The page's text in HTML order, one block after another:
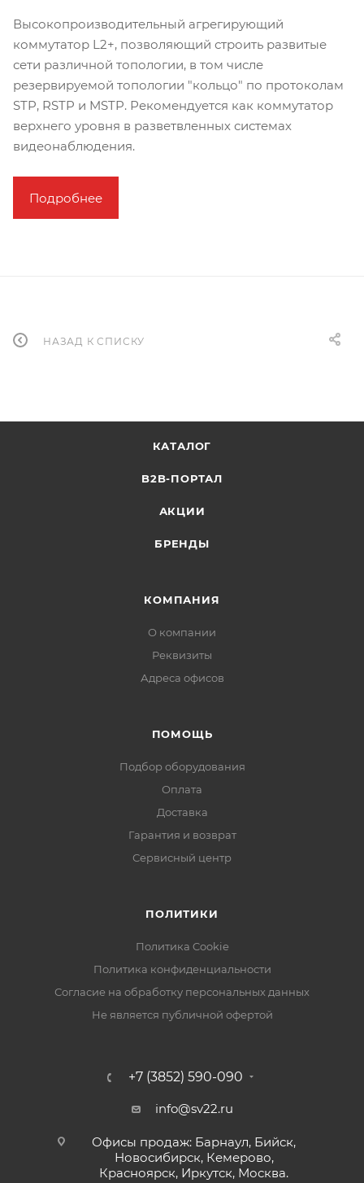
Высокопроизводительный агрегирующий
коммутатор L2+, позволяющий строить развитые
сети различной топологии, в том числе
резервируемой топологии "кольцо" по протоколам
STP, RSTP и MSTP. Рекомендуется как коммутатор
верхнего уровня в разветвленных системах
видеонаблюдения.
Подробнее
НАЗАД К СПИСКУ
КАТАЛОГ
B2B-ПОРТАЛ
АКЦИИ
БРЕНДЫ
КОМПАНИЯ
О компании
Реквизиты
Адреса офисов
ПОМОЩЬ
Подбор оборудования
Оплата
Доставка
Гарантия и возврат
Сервисный центр
ПОЛИТИКИ
Политика Cookie
Политика конфиденциальности
Согласие на обработку персональных данных
Не является публичной офертой
+7 (3852) 590-090
info@sv22.ru
Офисы продаж: Барнаул, Бийск,
Новосибирск, Кемерово,
Красноярск, Иркутск, Москва.